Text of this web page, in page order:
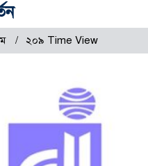
২০৯ Time View